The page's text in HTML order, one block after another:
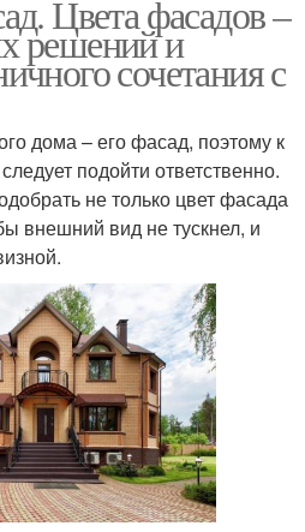
Цвета фасадов –
решений и
сочетания с
дома – его фасад, поэтому к
подойти ответственно.
не только цвет фасада
внешний вид не тускнел, и